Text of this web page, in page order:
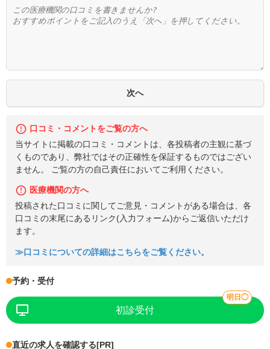
口コミ・コメントをご覧の方へ
当サイトに掲載の口コミ・コメントは、各投稿者の主観に基づ
くものであり、弊社ではその正確性を保証するものではござい
ません。 ご覧の方の自己責任においてご利用ください。
医療機関の方へ
投稿された口コミに関してご意見・コメントがある場合は、各
口コミの末尾にあるリンク(入力フォーム)からご返信いただけ
ます。
≫口コミについての詳細はこちらをご覧ください。
予約・受付
初診受付
明日◯
直近の求人を確認する[PR]